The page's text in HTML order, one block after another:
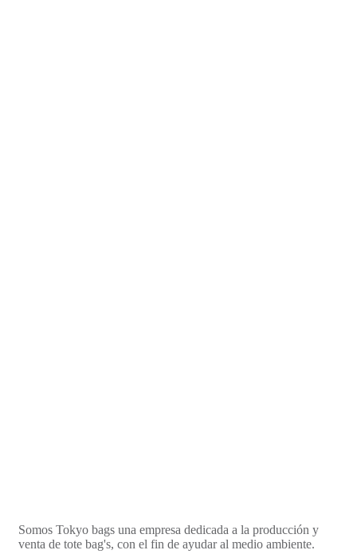
Somos Tokyo bags una empresa dedicada a la producción y
venta de tote bag's, con el fin de ayudar al medio ambiente.